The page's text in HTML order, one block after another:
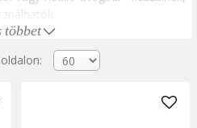
finom desszertekhez, például
használják, készíthetünk
alapú ételeket, makarónit,
hússal és sajttal töltött
levest. hagyma. Természetesen
többet